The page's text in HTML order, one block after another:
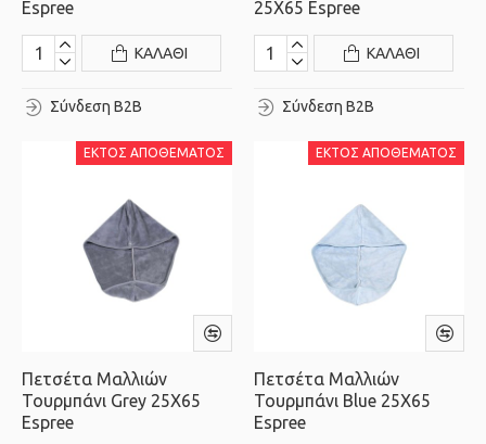
Espree
ΚΑΛΆΘΙ
Σύνδεση B2B
25X65 Espree
ΚΑΛΆΘΙ
Σύνδεση B2B
ΕΚΤΌΣ ΑΠΟΘΈΜΑΤΟΣ
Πετσέτα Μαλλιών
Τουρμπάνι Grey 25X65
Espree
ΕΚΤΌΣ ΑΠΟΘΈΜΑΤΟΣ
Πετσέτα Μαλλιών
Τουρμπάνι Blue 25X65
Espree